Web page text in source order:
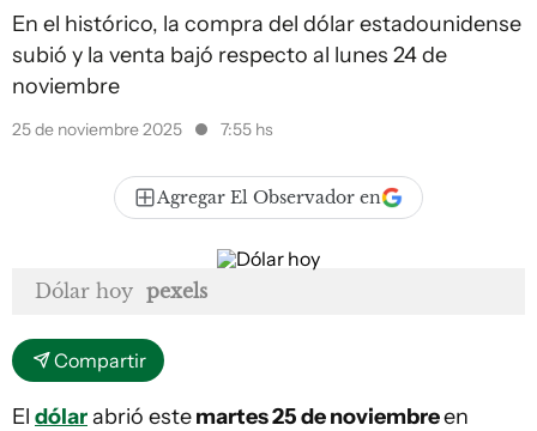
En el histórico, la compra del dólar estadounidense
subió y la venta bajó respecto al lunes 24 de
noviembre
25 de noviembre 2025 7:55 hs
Agregar El Observador en
Dólar hoy pexels
Compartir
El dólarabrió estemartes 25 de noviembreen